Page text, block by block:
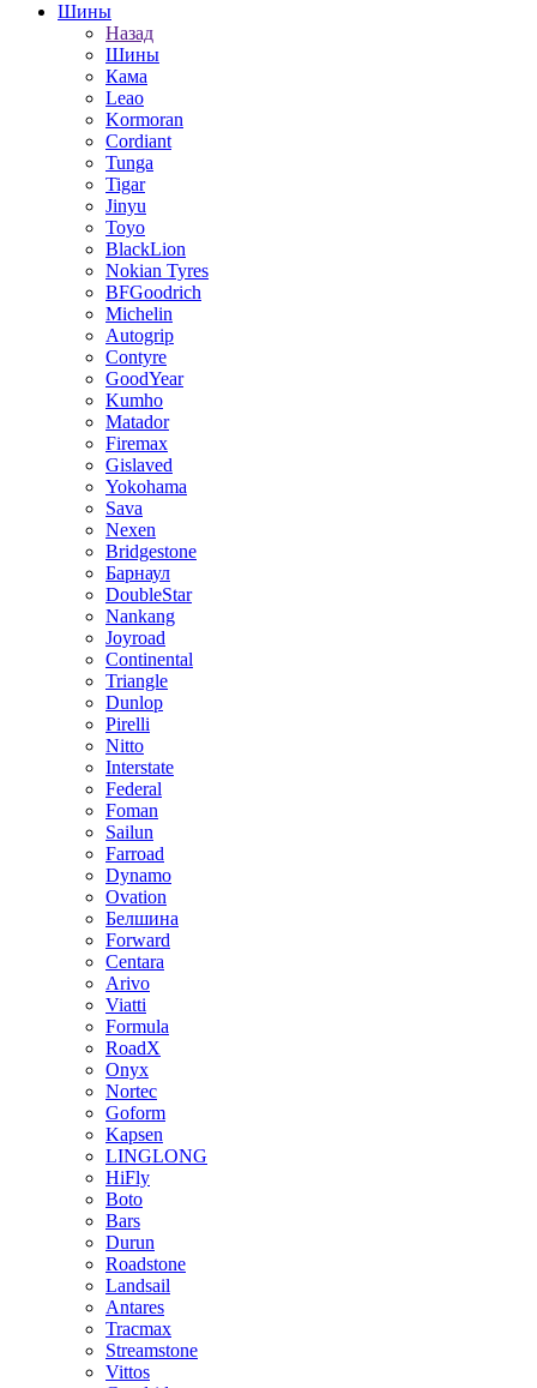
Шины
Назад
Шины
Кама
Leao
Kormoran
Cordiant
Tunga
Tigar
Jinyu
Toyo
BlackLion
Nokian Tyres
BFGoodrich
Michelin
Autogrip
Contyre
GoodYear
Kumho
Matador
Firemax
Gislaved
Yokohama
Sava
Nexen
Bridgestone
Барнаул
DoubleStar
Nankang
Joyroad
Continental
Triangle
Dunlop
Pirelli
Nitto
Interstate
Federal
Foman
Sailun
Farroad
Dynamo
Ovation
Белшина
Forward
Centara
Arivo
Viatti
Formula
RoadX
Onyx
Nortec
Goform
Kapsen
LINGLONG
HiFly
Boto
Bars
Durun
Roadstone
Landsail
Antares
Tracmax
Streamstone
Vittos